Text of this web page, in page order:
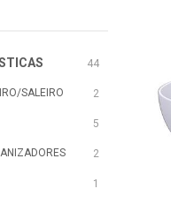
44
SALEIRO 2
5
2
1